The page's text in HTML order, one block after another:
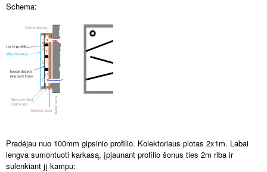
Schema:
Pradėjau nuo 100mm gipsinio profilio. Kolektoriaus plotas 2x1m. Labai
lengva sumontuoti karkasą, įpjaunant profilio šonus ties 2m riba ir
sulenkiant jį kampu: